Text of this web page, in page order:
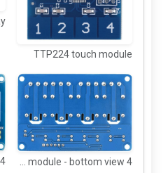
TTP224 touch module
4 Channel 5V relay module - bottom view